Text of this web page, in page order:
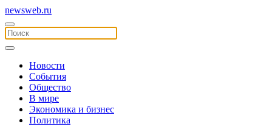
newsweb.ru
Новости
События
Общество
В мире
Экономика и бизнес
Политика